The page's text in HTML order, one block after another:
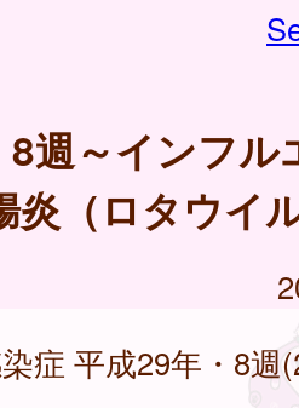
週～インフル
炎（ロタウイ
症 平成29年・8週